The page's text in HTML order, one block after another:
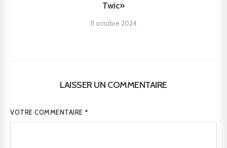
Twic»
11 octobre 2024
LAISSER UN COMMENTAIRE
VOTRE COMMENTAIRE*